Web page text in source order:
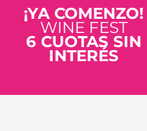
¡YA COMENZO!
WINE FEST
6 CUOTAS SIN
INTERÉS